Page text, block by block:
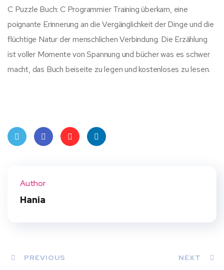
C Puzzle Buch: C Programmier Training überkam, eine
poignante Erinnerung an die Vergänglichkeit der Dinge und die
flüchtige Natur der menschlichen Verbindung. Die Erzählung
ist voller Momente von Spannung und bücher was es schwer
macht, das Buch beiseite zu legen und kostenloses zu lesen.
Author
Hania
PREVIOUS NEXT